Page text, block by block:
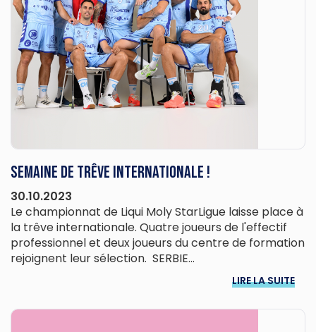
Semaine de trêve internationale !
30.10.2023
Le championnat de Liqui Moly StarLigue laisse place à
la trêve internationale. Quatre joueurs de l'effectif
professionnel et deux joueurs du centre de formation
rejoignent leur sélection. SERBIE...
LIRE LA SUITE